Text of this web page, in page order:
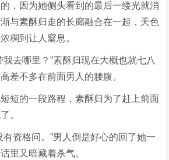
，因为她侧头看到的最后一缕光就消
与素酥归走的长廊融合在一起，天色
稠到让人窒息。
我去哪里？”素酥归现在大概也就七八
差不多在前面男人的腰腹。
短的一段路程，素酥归为了赶上前面
。
有资格问。”男人倒是好心的回了她一
里又暗藏着杀气。